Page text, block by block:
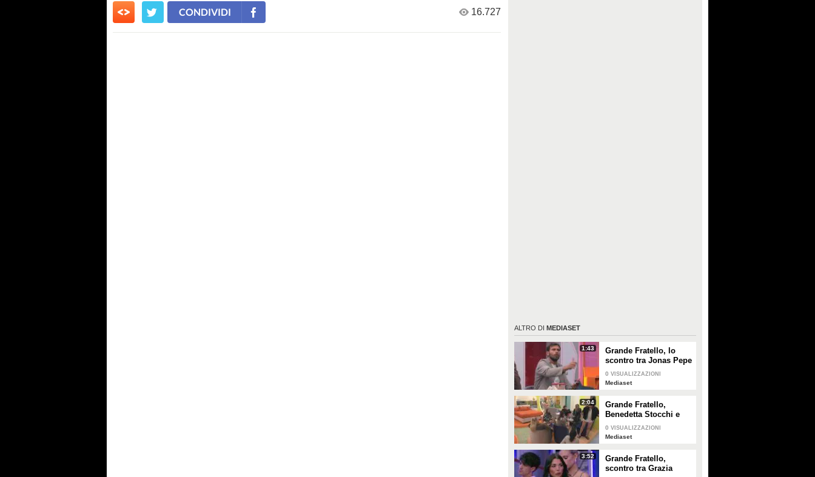
ALTRO DI MEDIASET
1:43
Grande Fratello, lo
scontro tra Jonas Pepe
e Domenico D'Alterio
0 VISUALIZZAZIONI
Mediaset
2:04
Grande Fratello,
Benedetta Stocchi e
Francesca Carrara:
discussione in camera
0 VISUALIZZAZIONI
Mediaset
3:52
Grande Fratello,
scontro tra Grazia
CONDIVIDI 16.727